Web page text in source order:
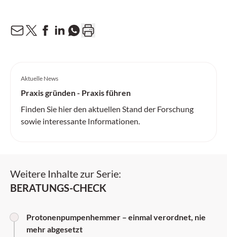
Aktuelle News
Praxis gründen - Praxis führen
Finden Sie hier den aktuellen Stand der Forschung
sowie interessante Informationen.
Weitere Inhalte zur Serie:
BERATUNGS-CHECK
Protonenpumpenhemmer – einmal verordnet, nie
mehr abgesetzt